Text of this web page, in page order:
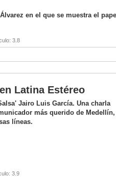
en el que se muestra el
3.8
Latina Estéreo
Jairo Luis García. Una charla
más querido de Medellín,
líneas.
3.9